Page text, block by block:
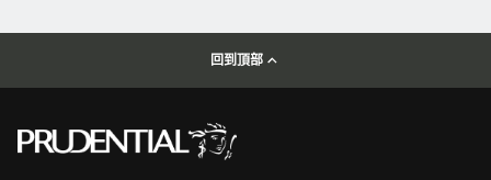
回到頂部